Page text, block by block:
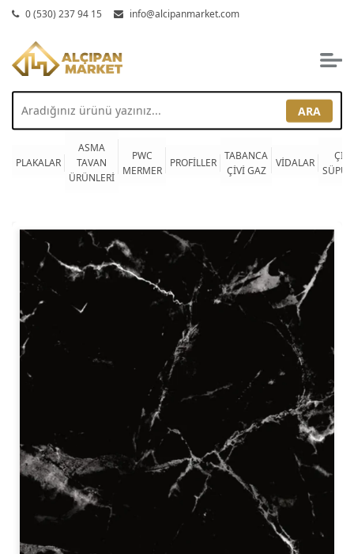
0 (530) 237 94 15 info@alcipanmarket.com
ARA
PLAKALAR
ASMA
TAVAN
ÜRÜNLERİ
PWC
MERMER
PROFİLLER
TABANCA
ÇİVİ GAZ
VİDALAR